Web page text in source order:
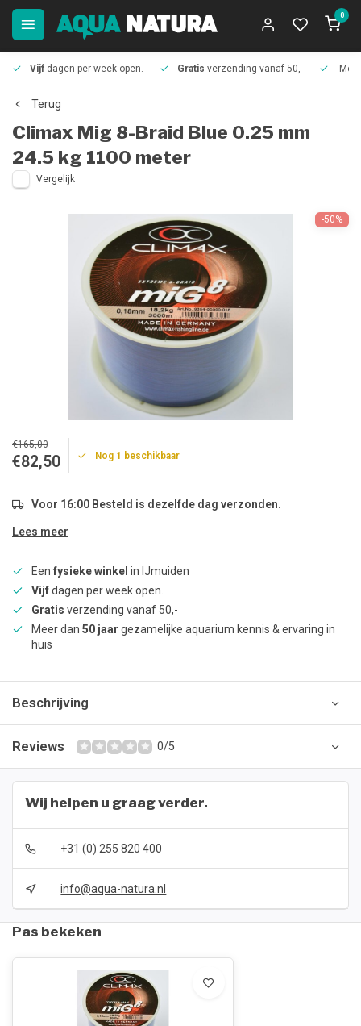
0
Vijf dagen per week open. Gratis verzending vanaf 50,-
Terug
Climax Mig 8-Braid Blue 0.25 mm
24.5 kg 1100 meter
Vergelijk
-50%
€165,00
€82,50 Nog 1 beschikbaar
Voor 16:00 Besteld is dezelfde dag verzonden.
Lees meer
Een fysieke winkel in IJmuiden
Vijfdagen per week open.
Gratis verzending vanaf 50,-
Meer dan 50 jaar gezamelijke aquarium kennis & ervaring in
huis
Beschrijving
Reviews 0/5
Wij helpen u graag verder.
+31 (0) 255 820 400
info@aqua-natura.nl
Pas bekeken